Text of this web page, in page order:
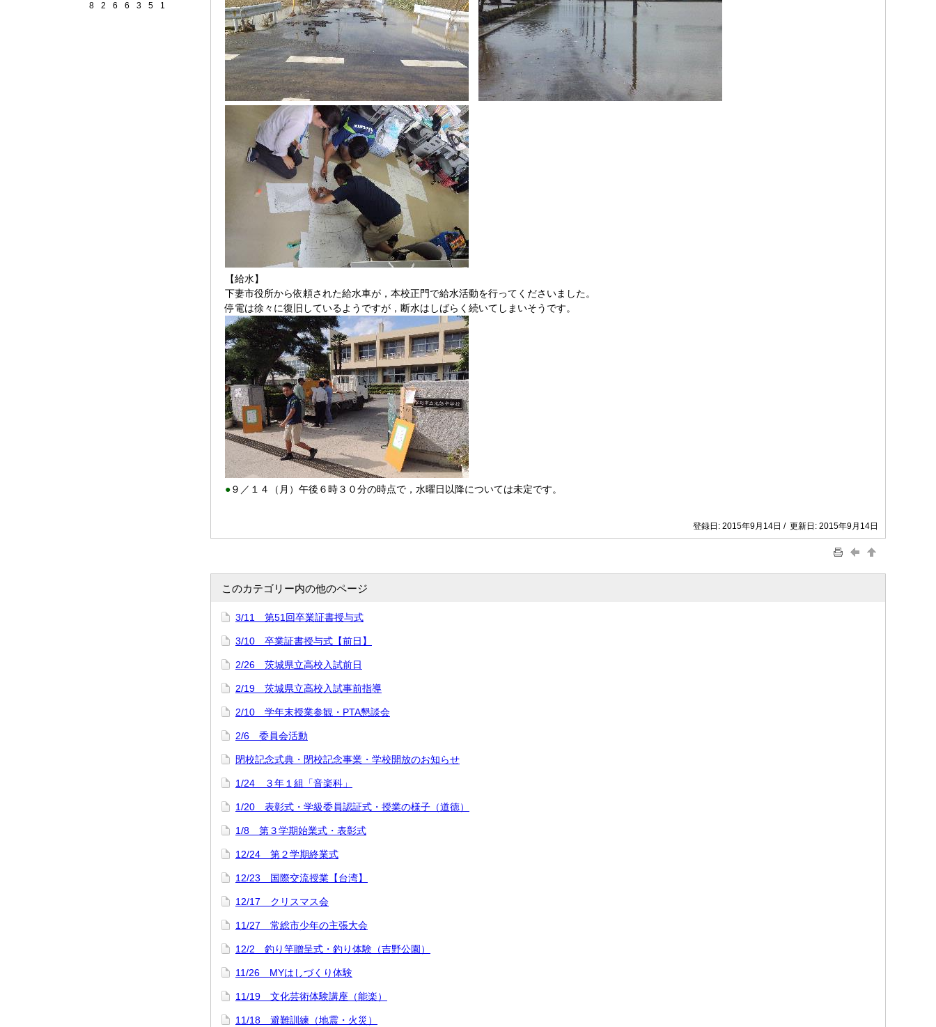
8 2 6 6 3 5 1
【給水】
下妻市役所から依頼された給水車が，本校正門で給水活動を行ってくださいました。
停電は徐々に復旧しているようですが，断水はしばらく続いてしまいそうです。
●９／１４（月）午後６時３０分の時点で，水曜日以降については未定です。
登録日: 2015年9月14日 / 更新日: 2015年9月14日
このカテゴリー内の他のページ
3/11 第51回卒業証書授与式
3/10 卒業証書授与式【前日】
2/26 茨城県立高校入試前日
2/19 茨城県立高校入試事前指導
2/10 学年末授業参観・PTA懇談会
2/6 委員会活動
閉校記念式典・閉校記念事業・学校開放のお知らせ
1/24 ３年１組「音楽科」
1/20 表彰式・学級委員認証式・授業の様子（道徳）
1/8 第３学期始業式・表彰式
12/24 第２学期終業式
12/23 国際交流授業【台湾】
12/17 クリスマス会
11/27 常総市少年の主張大会
12/2 釣り竿贈呈式・釣り体験（吉野公園）
11/26 MYはしづくり体験
11/19 文化芸術体験講座（能楽）
11/18 避難訓練（地震・火災）